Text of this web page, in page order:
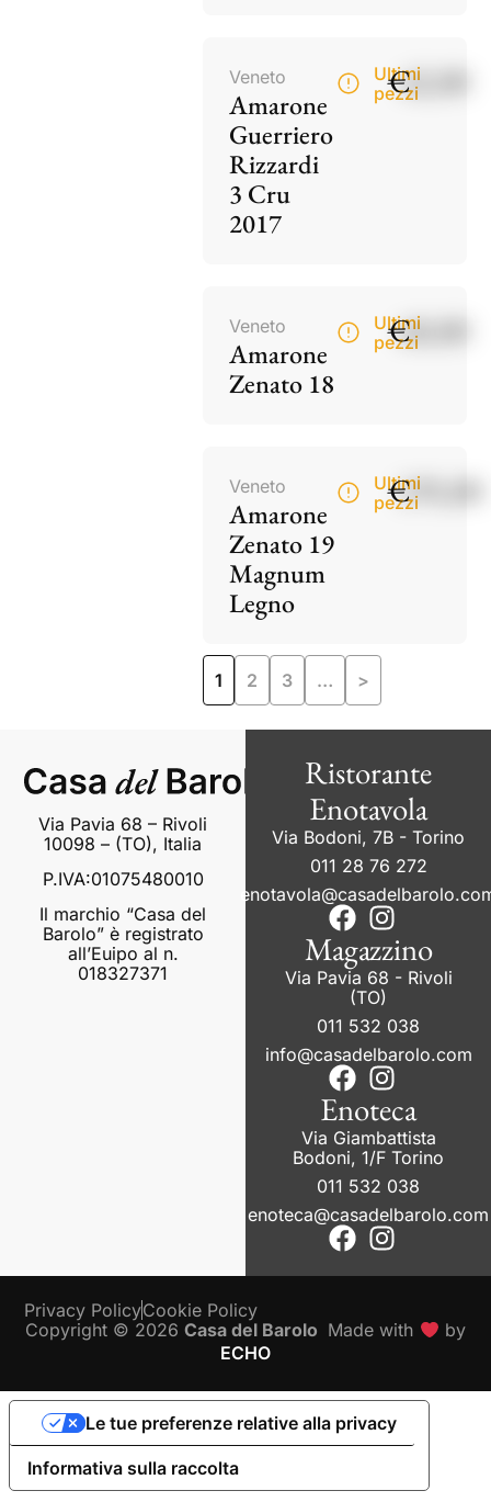
Veneto
Amarone
Guerriero
Rizzardi
3 Cru
2017
Ultimi
pezzi
€42,00
Veneto
Amarone
Zenato 18
Ultimi
pezzi
€60,00
Veneto
Amarone
Zenato 19
Magnum
Legno
Ultimi
pezzi
€195,00
1 2 3 … >
Via Pavia 68 – Rivoli
10098 – (TO), Italia
P.IVA:01075480010
Il marchio “Casa del
Barolo” è registrato
all’Euipo al n.
018327371
Ristorante
Enotavola
Via Bodoni, 7B - Torino
011 28 76 272
Magazzino
Via Pavia 68 - Rivoli
(TO)
011 532 038
info@casadelbarolo.com
Enoteca
Via Giambattista
Bodoni, 1/F Torino
011 532 038
enoteca@casadelbarolo.com
Copyright © 2026Casa del Barolo Made with
by
ECHO
Privacy PolicyCookie Policy
Informativa sulla raccolta
Le tue preferenze relative alla privacy